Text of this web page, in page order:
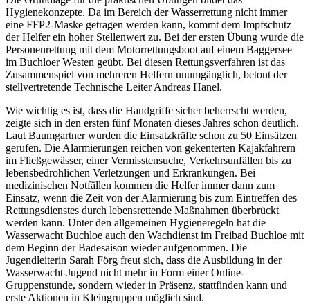
Hygienekonzepte. Da im Bereich der Wasserrettung nicht immer
eine FFP2-Maske getragen werden kann, kommt dem Impfschutz
der Helfer ein hoher Stellenwert zu. Bei der ersten Übung wurde die
Personenrettung mit dem Motorrettungsboot auf einem Baggersee
im Buchloer Westen geübt. Bei diesen Rettungsverfahren ist das
Zusammenspiel von mehreren Helfern unumgänglich, betont der
stellvertretende Technische Leiter Andreas Hanel.
Wie wichtig es ist, dass die Handgriffe sicher beherrscht werden,
zeigte sich in den ersten fünf Monaten dieses Jahres schon deutlich.
Laut Baumgartner wurden die Einsatzkräfte schon zu 50 Einsätzen
gerufen. Die Alarmierungen reichen von gekenterten Kajakfahrern
im Fließgewässer, einer Vermisstensuche, Verkehrsunfällen bis zu
lebensbedrohlichen Verletzungen und Erkrankungen. Bei
medizinischen Notfällen kommen die Helfer immer dann zum
Einsatz, wenn die Zeit von der Alarmierung bis zum Eintreffen des
Rettungsdienstes durch lebensrettende Maßnahmen überbrückt
werden kann. Unter den allgemeinen Hygieneregeln hat die
Wasserwacht Buchloe auch den Wachdienst im Freibad Buchloe mit
dem Beginn der Badesaison wieder aufgenommen. Die
Jugendleiterin Sarah Förg freut sich, dass die Ausbildung in der
Wasserwacht-Jugend nicht mehr in Form einer Online-
Gruppenstunde, sondern wieder in Präsenz, stattfinden kann und
erste Aktionen in Kleingruppen möglich sind.